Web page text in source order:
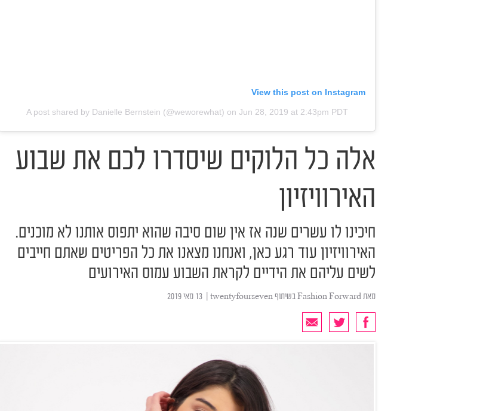
View this post on Instagram
A post shared by Danielle Bernstein (@weworewhat) on Jun 28, 2019 at 2:43pm PDT
אלה כל הלוקים שיסדרו לכם את שבוע
האירוויזיון
חיכינו לו עשרים שנה אז אין שום סיבה שהוא יתפוס אותנו לא מוכנים.
האירוויזיון עוד רגע כאן, ואנחנו מצאנו את כל הפריטים שאתם חייבים
לשים עליהם את הידיים לקראת השבוע עמוס האירועים
מאתFashion Forward בשיתוף twentyfourseven